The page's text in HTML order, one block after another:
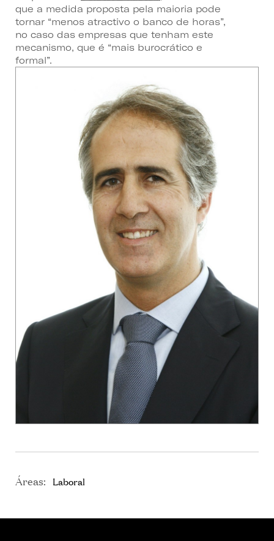
que a medida proposta pela maioria pode
tornar “menos atractivo o banco de horas”,
no caso das empresas que tenham este
mecanismo, que é “mais burocrático e
formal”.
Áreas: Laboral